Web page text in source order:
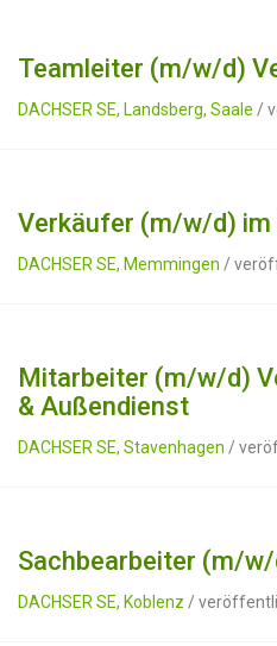
Teamleiter (m/w/d)
DACHSER SE, Landsberg, Saale /
Verkäufer (m/w/d) im
DACHSER SE, Memmingen /
Mitarbeiter (m/w/d)
& Außendienst
DACHSER SE, Stavenhagen /
Sachbearbeiter (m/
DACHSER SE, Koblenz /